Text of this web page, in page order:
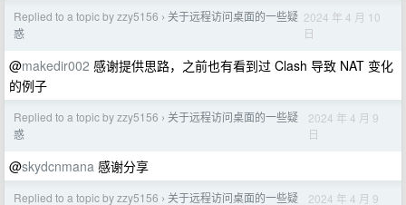
Replied to a topic by zzy5156 › 关于远程访问桌面的一些疑
惑
2024 年 4 月 10
日
@makedir002 感谢提供思路，之前也有看到过 Clash 导致 NAT 变化
的例子
Replied to a topic by zzy5156 › 关于远程访问桌面的一些疑
惑
2024 年 4 月 9
日
@skydcnmana 感谢分享
Replied to a topic by zzy5156 › 关于远程访问桌面的一些疑 2024 年 4 月 9